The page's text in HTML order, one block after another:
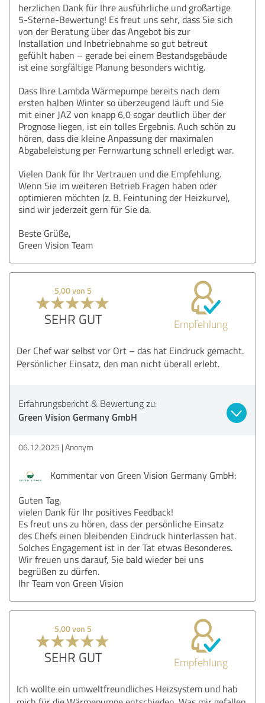
herzlichen Dank für Ihre ausführliche und großartige
5-Sterne-Bewertung! Es freut uns sehr, dass Sie sich
von der Beratung über das Angebot bis zur
Installation und Inbetriebnahme so gut betreut
gefühlt haben – gerade bei einem Bestandsgebäude
ist eine sorgfältige Planung besonders wichtig.
Dass Ihre Lambda Wärmepumpe bereits nach dem
ersten halben Winter so überzeugend läuft und Sie
mit einer JAZ von knapp 6,0 sogar deutlich über der
Prognose liegen, ist ein tolles Ergebnis. Auch schön zu
hören, dass die kleine Anpassung der maximalen
Abgabeleistung per Fernwartung schnell erledigt war.
Vielen Dank für Ihr Vertrauen und die Empfehlung.
Wenn Sie im weiteren Betrieb Fragen haben oder
optimieren möchten (z. B. Feintuning der Heizkurve),
sind wir jederzeit gern für Sie da.
Beste Grüße,
Green Vision Team
5,00 von 5
SEHR GUT Empfehlung
Der Chef war selbst vor Ort – das hat Eindruck gemacht.
Persönlicher Einsatz, den man nicht überall erlebt.
Erfahrungsbericht & Bewertung zu:
Green Vision Germany GmbH
06.12.2025 Anonym
Kommentar von Green Vision Germany GmbH:
Guten Tag,
vielen Dank für Ihr positives Feedback!
Es freut uns zu hören, dass der persönliche Einsatz
des Chefs einen bleibenden Eindruck hinterlassen hat.
Solches Engagement ist in der Tat etwas Besonderes.
Wir freuen uns darauf, Sie bald wieder bei uns
begrüßen zu dürfen.
Ihr Team von Green Vision
5,00 von 5
SEHR GUT Empfehlung
Ich wollte ein umweltfreundliches Heizsystem und hab